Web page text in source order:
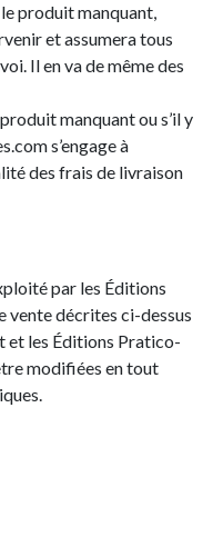
le produit manquant,
et assumera tous
Il en va de même des
manquant ou s’il y
s’engage à
des frais de livraison
par les Éditions
vente décrites ci-dessus
et les Éditions Pratico-
modifiées en tout